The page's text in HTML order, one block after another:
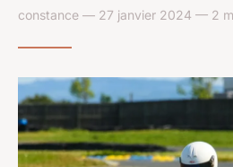
constance — 27 janvier 2024 — 2